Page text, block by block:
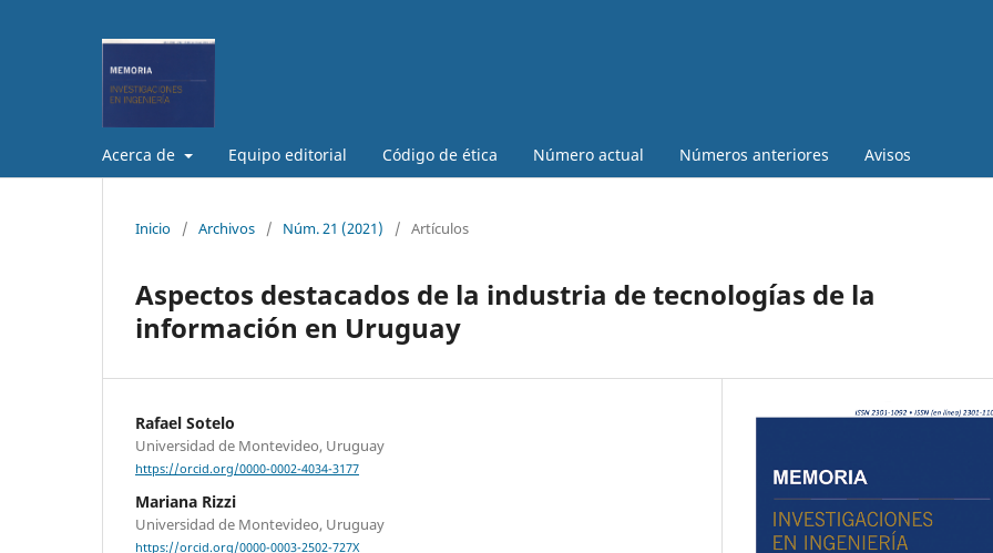
Acerca de Equipo editorial Código de ética Número actual Números anteriores Avisos
Inicio / Archivos / Núm. 21 (2021) / Artículos
Aspectos destacados de la industria de tecnologías de la
información en Uruguay
Rafael Sotelo
Universidad de Montevideo, Uruguay
https://orcid.org/0000-0002-4034-3177
Mariana Rizzi
Universidad de Montevideo, Uruguay
https://orcid.org/0000-0003-2502-727X